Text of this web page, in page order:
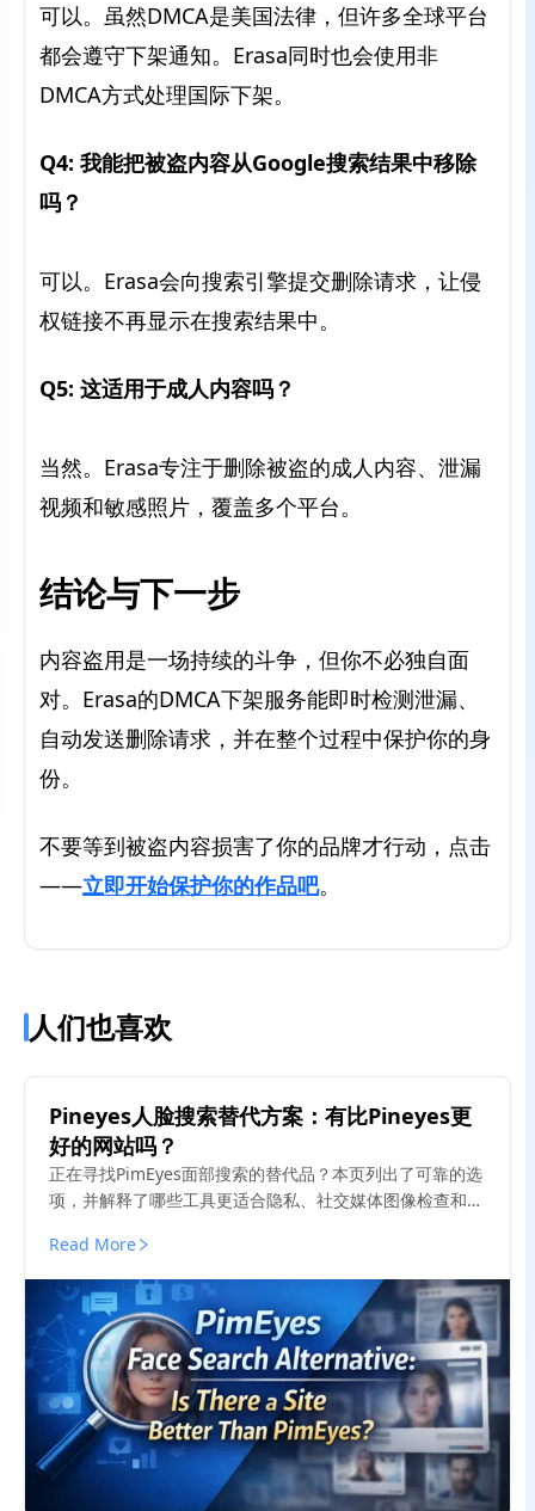
可以。虽然DMCA是美国法律，但许多全球平台
都会遵守下架通知。Erasa同时也会使用非
DMCA方式处理国际下架。
Q4: 我能把被盗内容从Google搜索结果中移除
吗？
可以。Erasa会向搜索引擎提交删除请求，让侵
权链接不再显示在搜索结果中。
Q5: 这适用于成人内容吗？
当然。Erasa专注于删除被盗的成人内容、泄漏
视频和敏感照片，覆盖多个平台。
结论与下一步
内容盗用是一场持续的斗争，但你不必独自面
对。Erasa的DMCA下架服务能即时检测泄漏、
自动发送删除请求，并在整个过程中保护你的身
份。
不要等到被盗内容损害了你的品牌才行动，点击
——立即开始保护你的作品吧。
人们也喜欢
Pineyes人脸搜索替代方案：有比Pineyes更
好的网站吗？
正在寻找PimEyes面部搜索的替代品？本页列出了可靠的选
项，并解释了哪些工具更适合隐私、社交媒体图像检查和滥
Read More